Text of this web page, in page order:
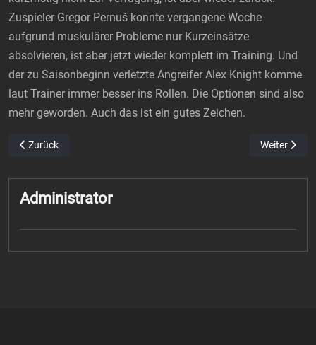
Zuspieler Gregor Pernuš konnte vergangene Woche
aufgrund muskulärer Probleme nur Kurzeinsätze
absolvieren, ist aber jetzt wieder komplett im Training. Und
der zu Saisonbeginn verletzte Angreifer Alex Knight komme
laut Trainer immer besser ins Rollen. Die Optionen sind also
mehr geworden. Auch das ist ein gutes Zeichen.
Vorheriger Beitrag: SWD powervolleys Düren: Auswärts in
Zurück Nächster
Weiter
Administrator